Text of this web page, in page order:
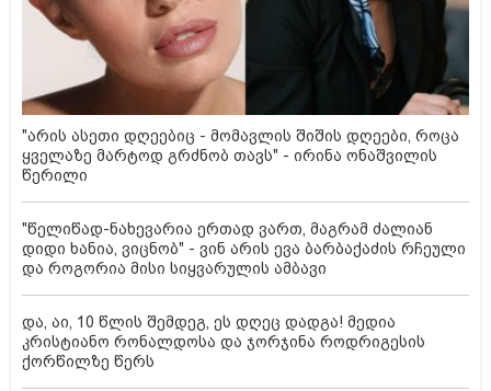
"არის ასეთი დღეებიც - მომავლის შიშის დღეები, როცა
ყველაზე მარტოდ გრძნობ თავს" - ირინა ონაშვილის
წერილი
"წელიწად-ნახევარია ერთად ვართ, მაგრამ ძალიან
დიდი ხანია, ვიცნობ" - ვინ არის ევა ბარბაქაძის რჩეული
და როგორია მისი სიყვარულის ამბავი
და, აი, 10 წლის შემდეგ, ეს დღეც დადგა! მედია
კრისტიანო რონალდოსა და ჯორჯინა როდრიგესის
ქორწილზე წერს